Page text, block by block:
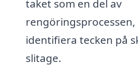
taket som en del av
rengöringsprocessen,
identifiera tecken på
slitage.